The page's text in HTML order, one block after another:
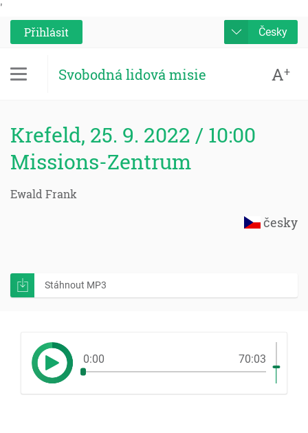
'
Přihlásit
Česky
Svobodná lidová misie A+
Krefeld, 25. 9. 2022 / 10:00
Missions-Zentrum
Ewald Frank
česky
Stáhnout MP3
0:00 70:03